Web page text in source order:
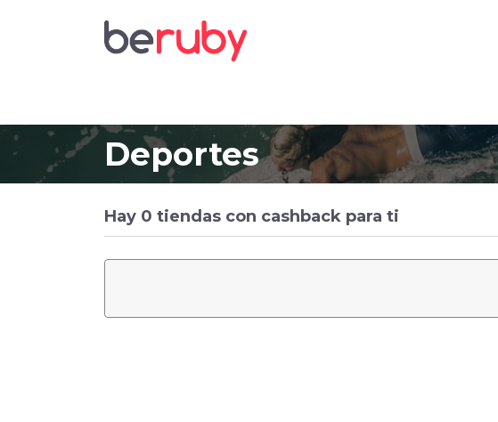
Deportes
Hay 0 tiendas con cashback para ti